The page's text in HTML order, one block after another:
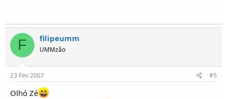
F filipeumm
UMMzão
23 Fev 2007 #5
Olhó Zé